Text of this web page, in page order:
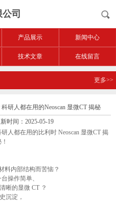
司
产品展示 新闻中心
技术文章 在线留言
更多>>
研人都在用的Neoscan 显微CT 揭秘
时间：2025-05-19
人都在用的比利时 Neoscan 显微CT 揭
料内部结构而苦恼？
操作简单、
晰的显微 CT ？
沉淀，